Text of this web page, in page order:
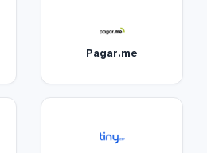
Pagar.me